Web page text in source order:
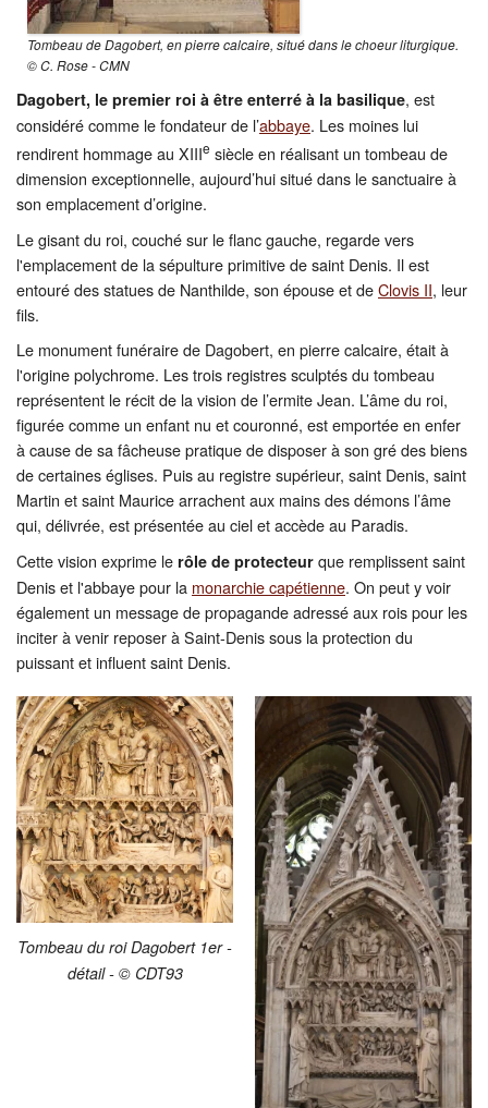
Tombeau de Dagobert, en pierre calcaire, situé dans le choeur liturgique.
© C. Rose - CMN
Dagobert, le premier roi à être enterré à la basilique, est
considéré comme le fondateur de l’abbaye. Les moines lui
rendirent hommage au XIIIe siècle en réalisant un tombeau de
dimension exceptionnelle, aujourd’hui situé dans le sanctuaire à
son emplacement d’origine.
Le gisant du roi, couché sur le flanc gauche, regarde vers
l'emplacement de la sépulture primitive de saint Denis. Il est
entouré des statues de Nanthilde, son épouse et deClovis II, leur
fils.
Le monument funéraire de Dagobert, en pierre calcaire, était à
l'origine polychrome. Les trois registres sculptés du tombeau
représentent le récit de la vision de l’ermite Jean. L’âme du roi,
figurée comme un enfant nu et couronné, est emportée en enfer
à cause de sa fâcheuse pratique de disposer à son gré des biens
de certaines églises. Puis au registre supérieur, saint Denis, saint
Martin et saint Maurice arrachent aux mains des démons l’âme
qui, délivrée, est présentée au ciel et accède au Paradis.
Cette vision exprime le rôle de protecteur que remplissent saint
Denis et l'abbaye pour la monarchie capétienne. On peut y voir
également un message de propagande adressé aux rois pour les
inciter à venir reposer à Saint-Denis sous la protection du
puissant et influent saint Denis.
Tombeau du roi Dagobert 1er -
détail - © CDT93